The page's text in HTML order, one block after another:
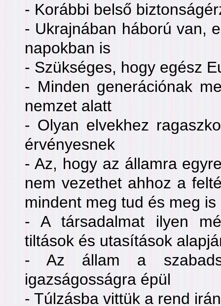
- Korábbi belső
- Ukrajnában háború van,
napokban is
- Szükséges, hogy egész
- Minden generációnak
nemzet alatt
- Olyan elvekhez
érvényesnek
- Az, hogy az államra
nem vezethet ahhoz a
mindent meg tud és meg
- A társadalmat ilyen
tiltások és utasítások
- Az állam a
igazságosságra épül
- Túlzásba vittük a rend